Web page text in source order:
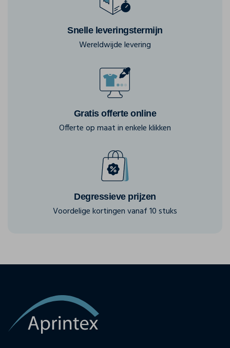
Snelle leveringstermijn
Wereldwijde levering
Gratis offerte online
Offerte op maat in enkele klikken
Degressieve prijzen
Voordelige kortingen vanaf 10 stuks